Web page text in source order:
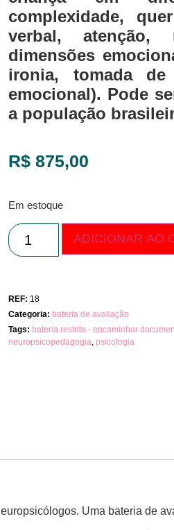
complexidade,
verbal, atenção,
dimensões
ironia, tomada
emocional). Pode
a população
R$ 875,00
Em estoque
ADICIONAR AO
REF: 18
Categoria:bateria de avaliação
Tags:bateria restrita - encaminhar
neuropsicopedagogia ,psicologia
Uma bateria de